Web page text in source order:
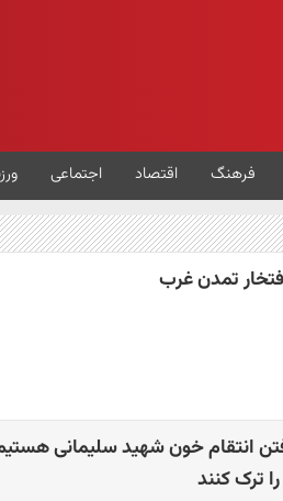
فرهنگ اقتصاد اجتماعی
تمدن غرب
انتقام خون شهید سلیمانی
ترک کنند